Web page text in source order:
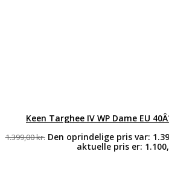
Keen Targhee IV WP Dame EU
1.399,00kr. Den oprindelige pris var:
aktuelle pris er: